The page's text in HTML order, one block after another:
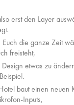
erst den Layer
die ganze Zeit
freisteht,
etwas zu
baut einen neuen
Inputs,